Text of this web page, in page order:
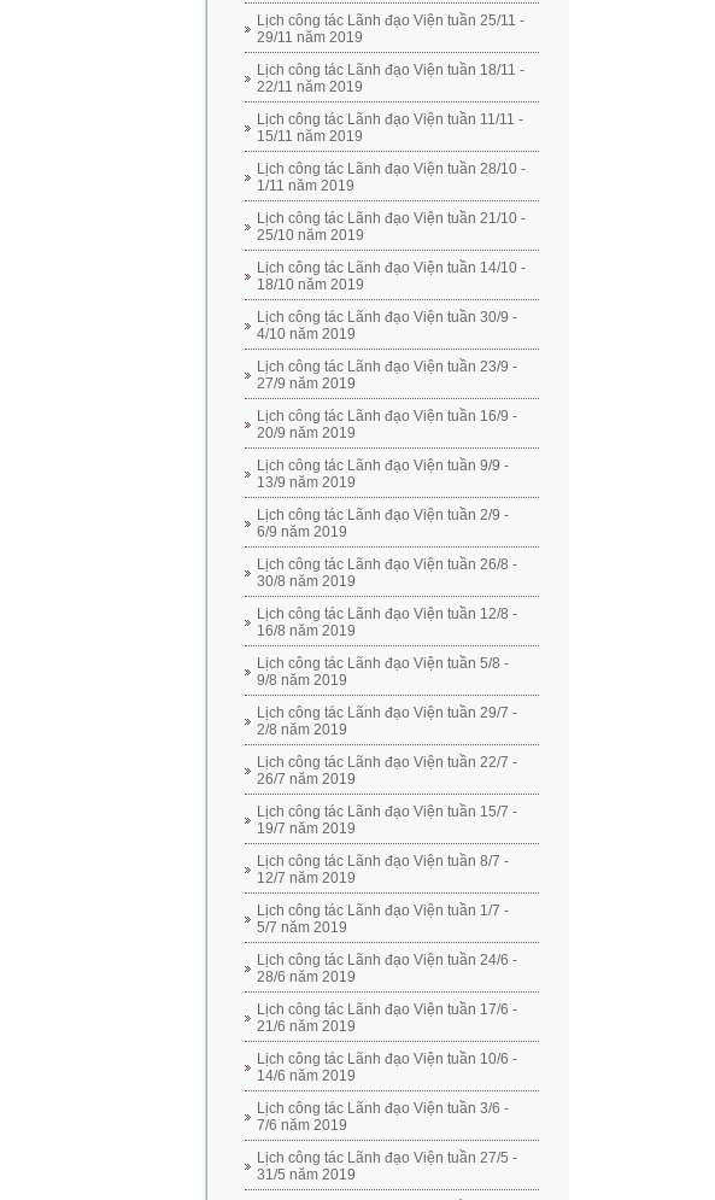
Lịch công tác Lãnh đạo Viện tuần 25/11 -
29/11 năm 2019
Lịch công tác Lãnh đạo Viện tuần 18/11 -
22/11 năm 2019
Lịch công tác Lãnh đạo Viện tuần 11/11 -
15/11 năm 2019
Lịch công tác Lãnh đạo Viện tuần 28/10 -
1/11 năm 2019
Lịch công tác Lãnh đạo Viện tuần 21/10 -
25/10 năm 2019
Lịch công tác Lãnh đạo Viện tuần 14/10 -
18/10 năm 2019
Lịch công tác Lãnh đạo Viện tuần 30/9 -
4/10 năm 2019
Lịch công tác Lãnh đạo Viện tuần 23/9 -
27/9 năm 2019
Lịch công tác Lãnh đạo Viện tuần 16/9 -
20/9 năm 2019
Lịch công tác Lãnh đạo Viện tuần 9/9 -
13/9 năm 2019
Lịch công tác Lãnh đạo Viện tuần 2/9 -
6/9 năm 2019
Lịch công tác Lãnh đạo Viện tuần 26/8 -
30/8 năm 2019
Lịch công tác Lãnh đạo Viện tuần 12/8 -
16/8 năm 2019
Lịch công tác Lãnh đạo Viện tuần 5/8 -
9/8 năm 2019
Lịch công tác Lãnh đạo Viện tuần 29/7 -
2/8 năm 2019
Lịch công tác Lãnh đạo Viện tuần 22/7 -
26/7 năm 2019
Lịch công tác Lãnh đạo Viện tuần 15/7 -
19/7 năm 2019
Lịch công tác Lãnh đạo Viện tuần 8/7 -
12/7 năm 2019
Lịch công tác Lãnh đạo Viện tuần 1/7 -
5/7 năm 2019
Lịch công tác Lãnh đạo Viện tuần 24/6 -
28/6 năm 2019
Lịch công tác Lãnh đạo Viện tuần 17/6 -
21/6 năm 2019
Lịch công tác Lãnh đạo Viện tuần 10/6 -
14/6 năm 2019
Lịch công tác Lãnh đạo Viện tuần 3/6 -
7/6 năm 2019
Lịch công tác Lãnh đạo Viện tuần 27/5 -
31/5 năm 2019